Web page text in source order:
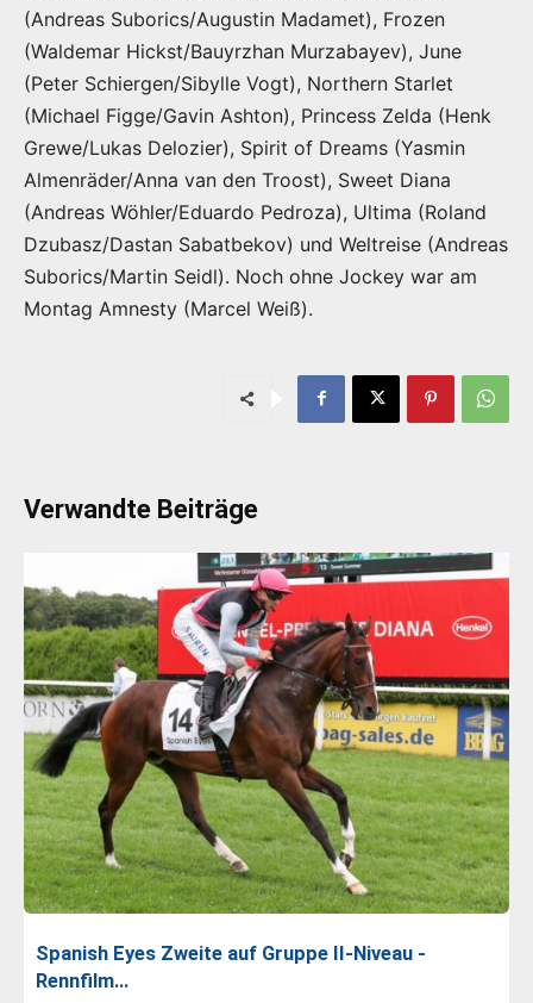
(Andreas Suborics/Augustin Madamet), Frozen
(Waldemar Hickst/Bauyrzhan Murzabayev), June
(Peter Schiergen/Sibylle Vogt), Northern Starlet
(Michael Figge/Gavin Ashton), Princess Zelda (Henk
Grewe/Lukas Delozier), Spirit of Dreams (Yasmin
Almenräder/Anna van den Troost), Sweet Diana
(Andreas Wöhler/Eduardo Pedroza), Ultima (Roland
Dzubasz/Dastan Sabatbekov) und Weltreise (Andreas
Suborics/Martin Seidl). Noch ohne Jockey war am
Montag Amnesty (Marcel Weiß).
Verwandte Beiträge
Spanish Eyes Zweite auf Gruppe II-Niveau -
Rennfilm…